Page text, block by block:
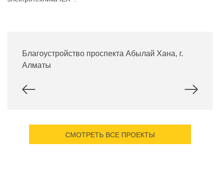
Благоустройство проспекта Абылай Хана, г.
Алматы
СМОТРЕТЬ ВСЕ ПРОЕКТЫ